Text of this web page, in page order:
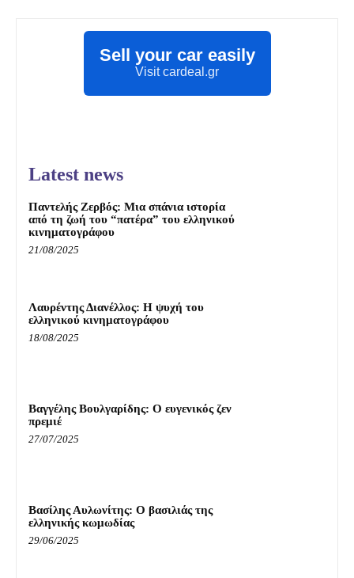
Sell your car easily
Visit cardeal.gr
Latest news
Παντελής Ζερβός: Μια σπάνια ιστορία
από τη ζωή του “πατέρα” του ελληνικού
κινηματογράφου
21/08/2025
Λαυρέντης Διανέλλος: Η ψυχή του
ελληνικού κινηματογράφου
18/08/2025
Βαγγέλης Βουλγαρίδης: Ο ευγενικός ζεν
πρεμιέ
27/07/2025
Βασίλης Αυλωνίτης: Ο βασιλιάς της
ελληνικής κωμωδίας
29/06/2025